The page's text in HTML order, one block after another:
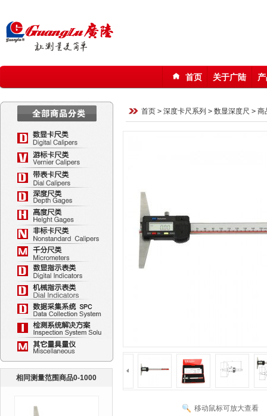
首页 关于广陆
相同测量范围商品0-1000
首页 > 深度卡尺系列 > 数显深度尺 > 商
移动鼠标可放大查看